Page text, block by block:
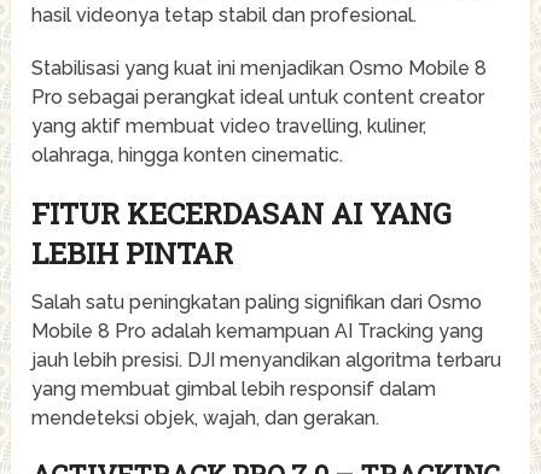
hasil videonya tetap stabil dan profesional.
Stabilisasi yang kuat ini menjadikan Osmo Mobile 8
Pro sebagai perangkat ideal untuk content creator
yang aktif membuat video travelling, kuliner,
olahraga, hingga konten cinematic.
FITUR KECERDASAN AI YANG
LEBIH PINTAR
Salah satu peningkatan paling signifikan dari Osmo
Mobile 8 Pro adalah kemampuan AI Tracking yang
jauh lebih presisi. DJI menyandikan algoritma terbaru
yang membuat gimbal lebih responsif dalam
mendeteksi objek, wajah, dan gerakan.